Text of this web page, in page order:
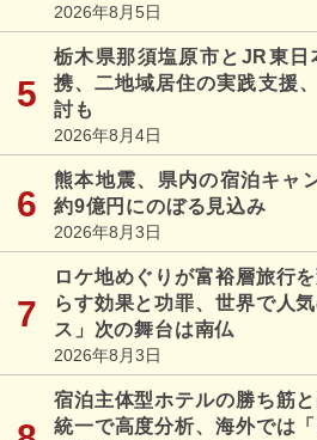
2026年8月5日
栃木県那須塩原市とJR東日
携、二地域居住の実践支援
討も
2026年8月4日
熊本地震、県内の宿泊キャ
約9億円にのぼる見込み
2026年8月3日
ロケ地めぐりが富裕層旅行
らす効果と功罪、世界で人
ス」次の舞台は南仏
2026年8月3日
宿泊主体型ホテルの勝ち筋
統一で高度分析、海外では